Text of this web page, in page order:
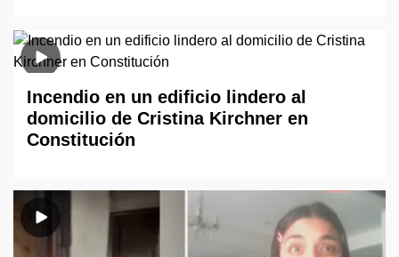
Incendio en un edificio lindero al
domicilio de Cristina Kirchner en
Constitución